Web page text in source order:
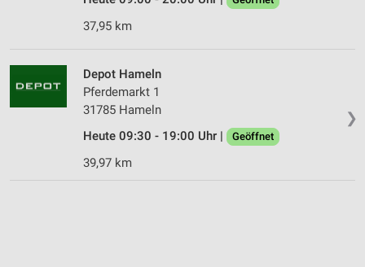
37,95 km
❯
Depot Hameln
Pferdemarkt 1
31785 Hameln
Heute 09:30 - 19:00 Uhr |
Geöffnet
39,97 km